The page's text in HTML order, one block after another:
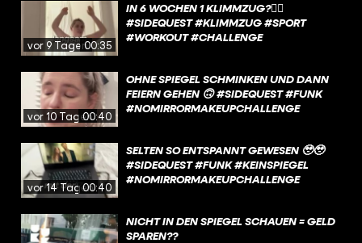
vor 9 Tagen00:35
IN 6 WOCHEN 1 KLIMMZUG?🫪🫪
#SIDEQUEST #KLIMMZUG #SPORT
#WORKOUT #CHALLENGE
vor 10 Tagen00:40
OHNE SPIEGEL SCHMINKEN UND DANN
FEIERN GEHEN 🙃 #SIDEQUEST #FUNK
#NOMIRRORMAKEUPCHALLENGE
vor 14 Tagen00:40
SELTEN SO ENTSPANNT GEWESEN 🥹🥹
#SIDEQUEST #FUNK #KEINSPIEGEL
#NOMIRRORMAKEUPCHALLENGE
NICHT IN DEN SPIEGEL SCHAUEN = GELD
SPAREN??